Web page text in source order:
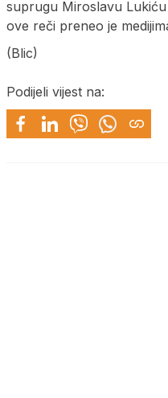
suprugu Miroslavu
ove reči preneo je
(Blic)
Podijeli vijest na: